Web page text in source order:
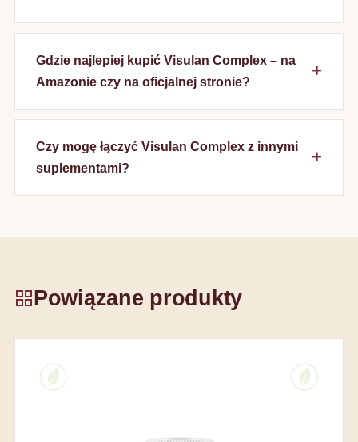
Gdzie najlepiej kupić Visulan Complex – na
Amazonie czy na oficjalnej stronie?
Czy mogę łączyć Visulan Complex z innymi
suplementami?
Powiązane produkty